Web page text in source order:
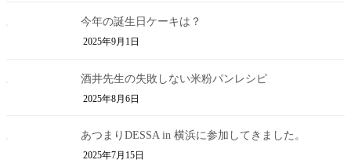
今年の誕生日ケーキは？
2025年9月1日
酒井先生の失敗しない米粉パンレシピ
2025年8月6日
あつまりDESSA in 横浜に参加してきました。
2025年7月15日